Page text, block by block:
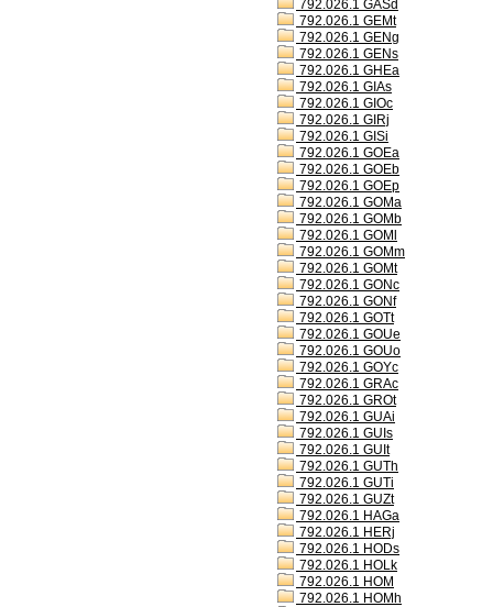
792.026.1 GASd
792.026.1 GEMt
792.026.1 GENg
792.026.1 GENs
792.026.1 GHEa
792.026.1 GIAs
792.026.1 GIOc
792.026.1 GIRj
792.026.1 GISi
792.026.1 GOEa
792.026.1 GOEb
792.026.1 GOEp
792.026.1 GOMa
792.026.1 GOMb
792.026.1 GOMl
792.026.1 GOMm
792.026.1 GOMt
792.026.1 GONc
792.026.1 GONf
792.026.1 GOTt
792.026.1 GOUe
792.026.1 GOUo
792.026.1 GOYc
792.026.1 GRAc
792.026.1 GROt
792.026.1 GUAi
792.026.1 GUIs
792.026.1 GUIt
792.026.1 GUTh
792.026.1 GUTi
792.026.1 GUZt
792.026.1 HAGa
792.026.1 HERj
792.026.1 HODs
792.026.1 HOLk
792.026.1 HOM
792.026.1 HOMh